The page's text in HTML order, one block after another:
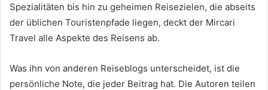
Spezialitäten bis hin zu geheimen Reisezielen, die abseits
der üblichen Touristenpfade liegen, deckt der Mircari
Travel alle Aspekte des Reisens ab.
Was ihn von anderen Reiseblogs unterscheidet, ist die
persönliche Note, die jeder Beitrag hat. Die Autoren teilen